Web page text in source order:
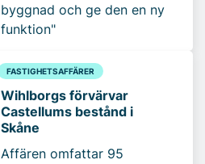
byggnad och ge den en ny
funktion"
FASTIGHETSAFFÄRER
Wihlborgs förvärvar
Castellums bestånd i
Skåne
Affären omfattar 95